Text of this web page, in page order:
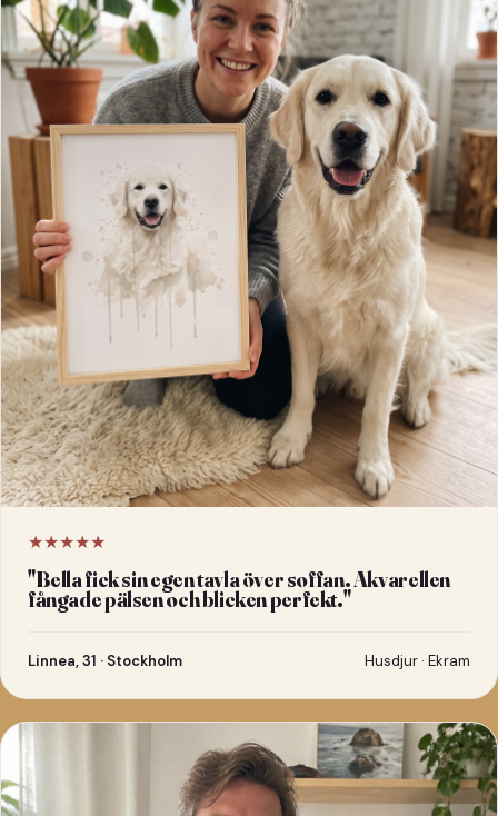
★★★★★
"Bella fick sin egen tavla över soffan. Akvarellen
fångade pälsen och blicken perfekt."
Linnea, 31 · Stockholm Husdjur · Ekram